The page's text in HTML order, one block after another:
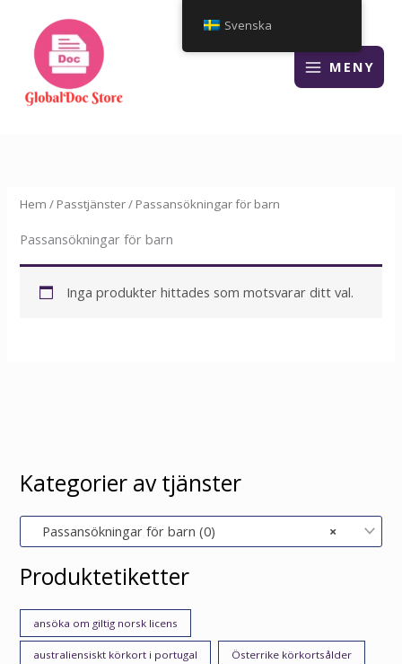
innehåll
MENY
Hem / Passtjänster/ Passansökningar för barn
Passansökningar för barn
Inga produkter hittades som motsvarar ditt val.
Kategorier av tjänster
×
Passansökningar för barn (0)
Produktetiketter
ansöka om giltig norsk licens
australiensiskt körkort i portugal Österrike körkortsålder
Svenska